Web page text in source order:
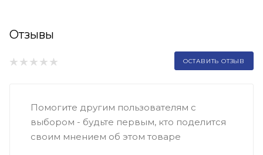
Отзывы
ОСТАВИТЬ ОТЗЫВ
Помогите другим пользователям с
выбором - будьте первым, кто поделится
своим мнением об этом товаре